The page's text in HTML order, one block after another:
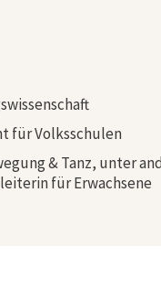
für Volksschulen
& Tanz, unter
für Erwachsene